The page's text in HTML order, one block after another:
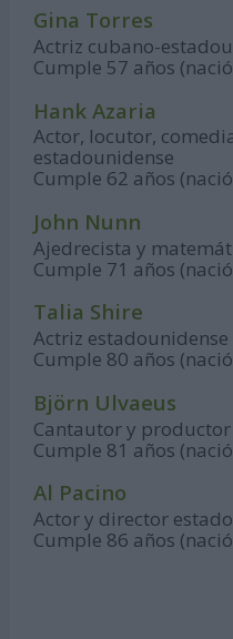
Gina Torres
Actriz cubano-
Cumple 57 años
Hank Azaria
Actor, locutor,
estadounidense
Cumple 62 años
John Nunn
Ajedrecista y
Cumple 71 años
Talia Shire
Actriz estadounidense
Cumple 80 años
Björn Ulvaeus
Cantautor y
Cumple 81 años
Al Pacino
Actor y director
Cumple 86 años